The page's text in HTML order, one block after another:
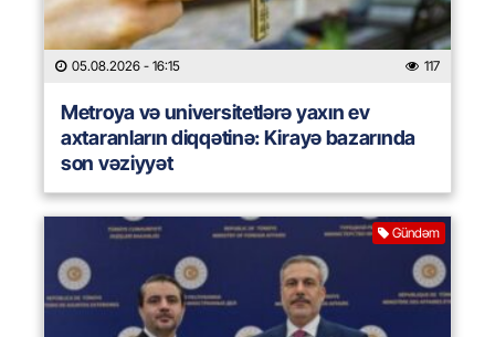
05.08.2026 - 16:15 117
Metroya və universitetlərə yaxın ev
axtaranların diqqətinə: Kirayə bazarında
son vəziyyət
Gündəm